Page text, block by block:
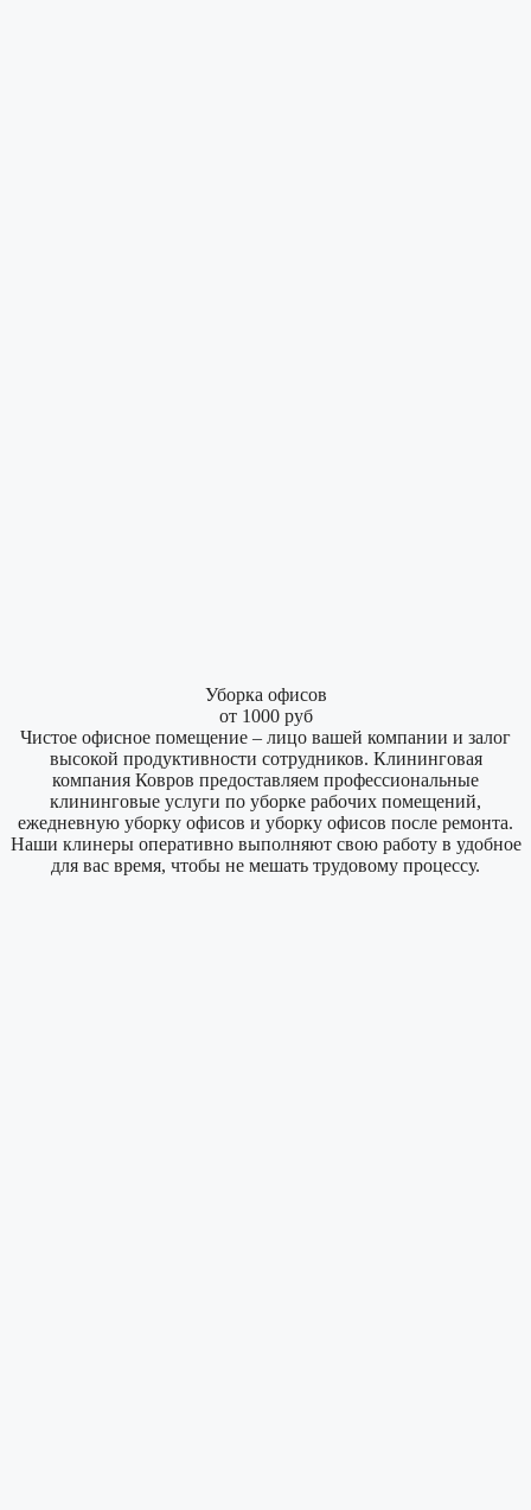
Уборка офисов
от 1000 руб
Чистое офисное помещение – лицо вашей компании и залог
высокой продуктивности сотрудников. Клининговая
компания Ковров предоставляем профессиональные
клининговые услуги по уборке рабочих помещений,
ежедневную уборку офисов и уборку офисов после ремонта.
Наши клинеры оперативно выполняют свою работу в удобное
для вас время, чтобы не мешать трудовому процессу.